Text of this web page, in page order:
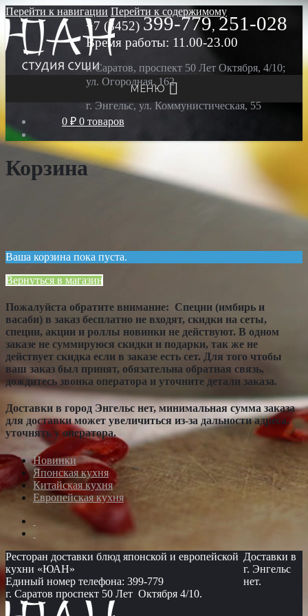
Перейти к навигации Перейти к содержимому
МЕНЮ
0 ₽ 0 товаров
+7 (8452) 399-779, 251-028
Время работы: 11.00-23.00
г. Саратов, проспект 50 Лет Октября, 4/10;
ул. Огородная, 162
г. Энгельс, ул. Коммунистическая, 55
Корзина
Ваша корзина пока пуста.
Вернуться в магазин
Пожалуйста обратите внимание: Специи (имбирь и
васаби) в заказ бесплатно не входят, скидки на сеты,
специи, акции и роллы новинки не действуют. В одном
заказе не суммируюся скидки и подарки, так же не
действует скидка если в заказе есть сет. Для того чтобы
ваш заказ был принят, обязательна обратная связь,
дождитесь звонка оператора и уточните детали заказа.
Доставки в город Энгельс нет, минимальная сумма заказа
для доставки может увеличиться из-за дальности адреса,
уточнять у оператора.
Новинки
Японская кухня
Китайская кухня
Европейская кухня
Ресторан доставки блюд японской и европейской
кухни «ЮАН»
Единый номер телефона: 399-779
г. Саратов проспект 50 Лет Октября 4/10.
Доставки в
г. Энгельс
нет.